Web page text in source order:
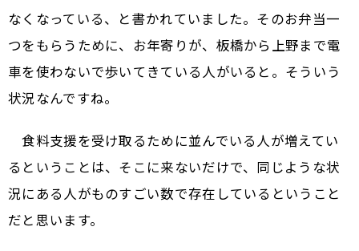
なくなっている、と書かれていました。そのお弁当一
つをもらうために、お年寄りが、板橋から上野まで電
車を使わないで歩いてきている人がいると。そういう
状況なんですね。
食料支援を受け取るために並んでいる人が増えてい
るということは、そこに来ないだけで、同じような状
況にある人がものすごい数で存在しているということ
だと思います。